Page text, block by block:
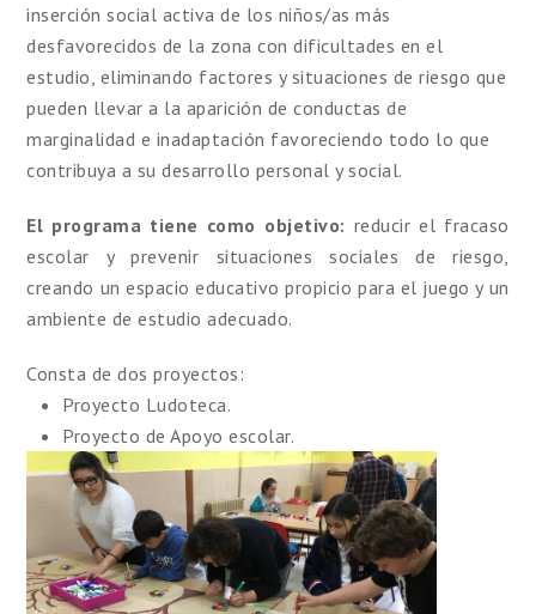
inserción social activa de los niños/as más
desfavorecidos de la zona con dificultades en el
estudio, eliminando factores y situaciones de riesgo que
pueden llevar a la aparición de conductas de
marginalidad e inadaptación favoreciendo todo lo que
contribuya a su desarrollo personal y social.
El programa tiene como objetivo: reducir el fracaso
escolar y prevenir situaciones sociales de riesgo,
creando un espacio educativo propicio para el juego y un
ambiente de estudio adecuado.
Consta de dos proyectos:
Proyecto Ludoteca.
Proyecto de Apoyo escolar.